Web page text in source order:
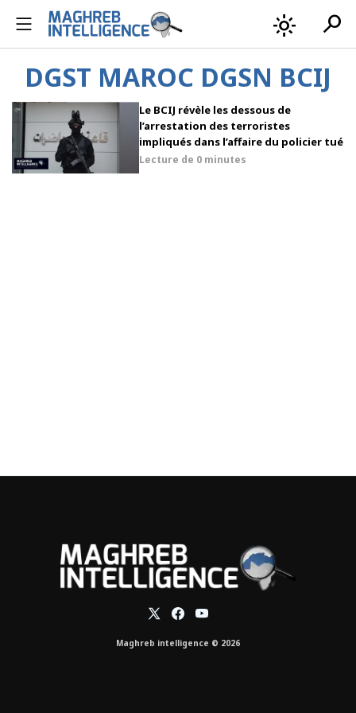
light_mode search
DGST MAROC DGSN BCIJ
Le BCIJ révèle les dessous de
l’arrestation des terroristes
impliqués dans l’affaire du policier tué
Lecture de 0 minutes
Maghreb intelligence © 2026